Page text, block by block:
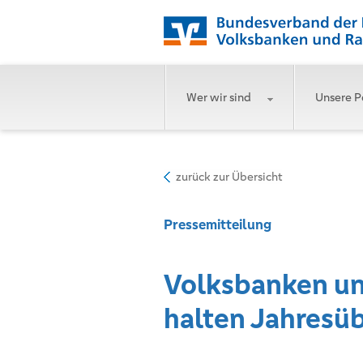
Wer wir sind Unsere
zurück zur Übersicht
Pressemitteilung
Volksbanken
halten